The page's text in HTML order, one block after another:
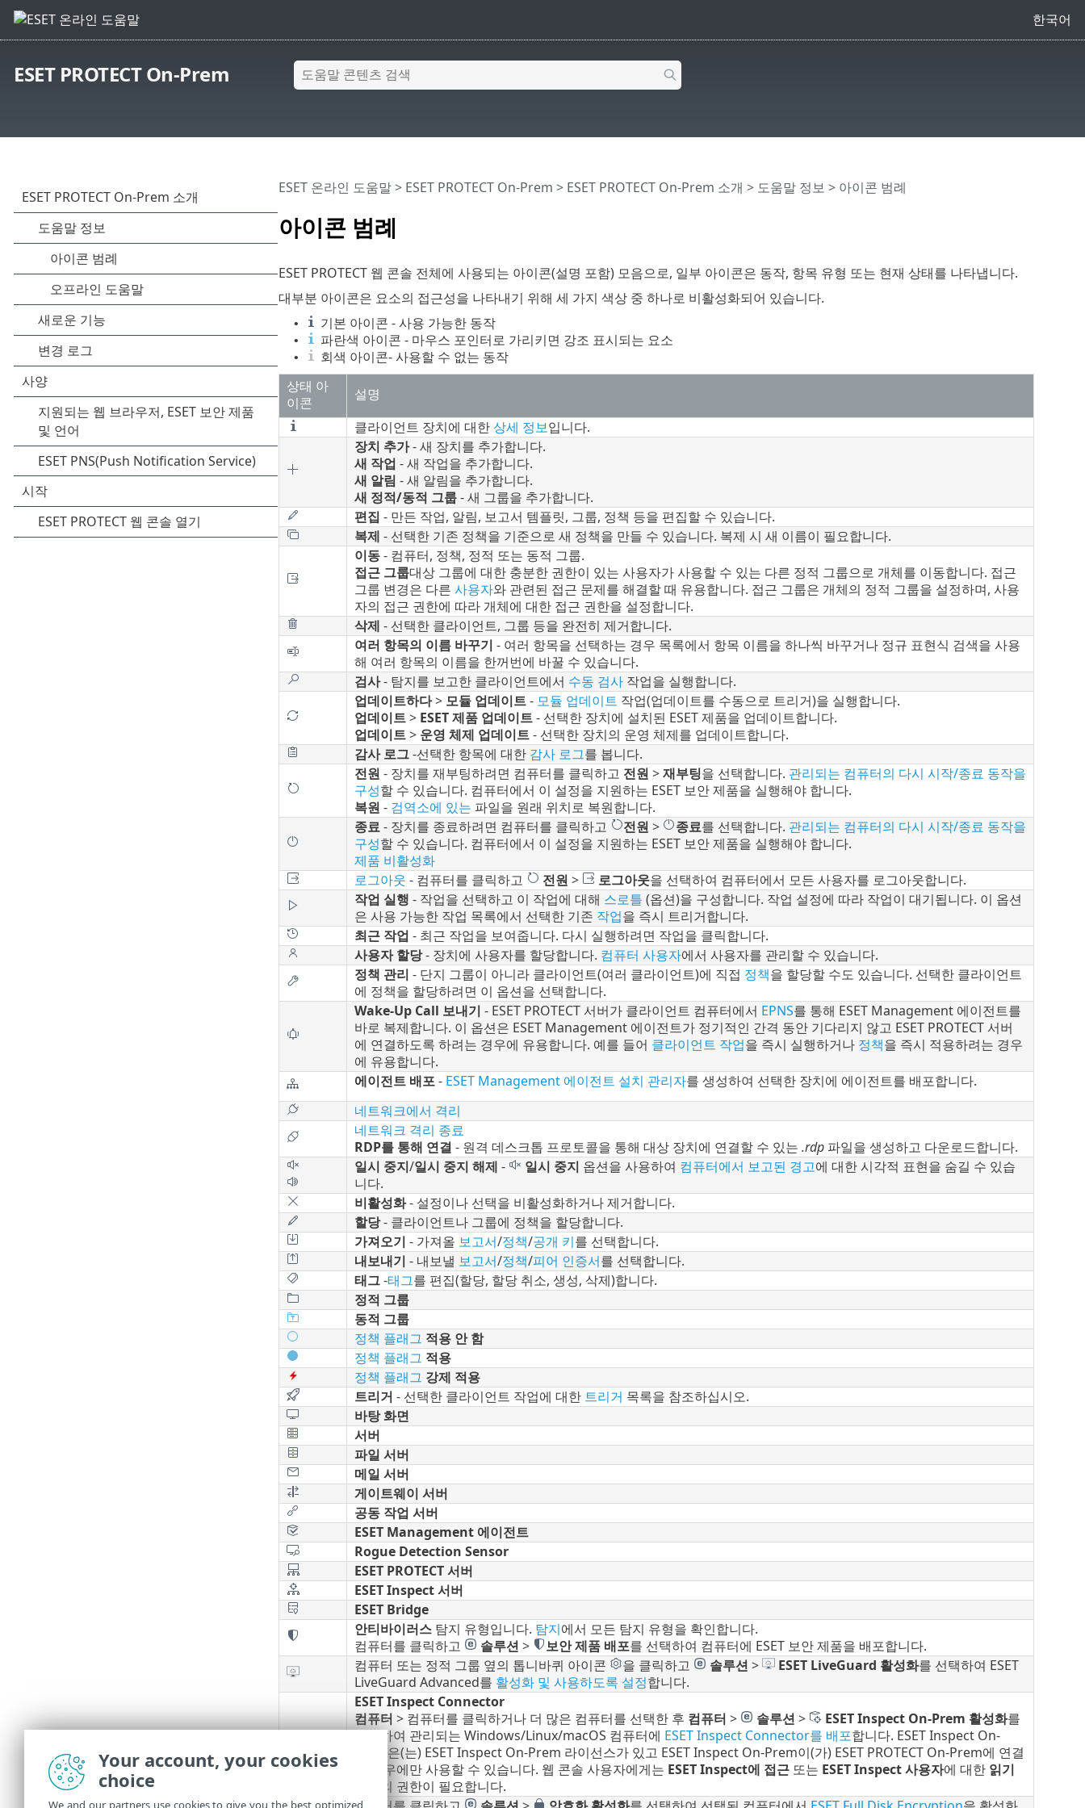
한국어
ESET PROTECT On-Prem
아이콘 범례
ESET 온라인 도움말> ESET PROTECT On-Prem > ESET PROTECT On-Prem 소개 > 도움말 정보 > 아이콘 범례
ESET PROTECT 웹 콘솔 전체에 사용되는 아이콘(설명 포함) 모음으로, 일부 아이콘은 동작, 항목 유형 또는 현재 상태를 나타냅니다.
대부분 아이콘은 요소의 접근성을 나타내기 위해 세 가지 색상 중 하나로 비활성화되어 있습니다.
• 기본 아이콘 - 사용 가능한 동작
• 파란색 아이콘 - 마우스 포인터로 가리키면 강조 표시되는 요소
•
회색 아이콘- 사용할 수 없는 동작
상태 아
이콘
설명
클라이언트 장치에 대한상세 정보입니다.
장치 추가- 새 장치를 추가합니다.
새 작업 - 새 작업을 추가합니다.
새 알림 - 새 알림을 추가합니다.
새 정적/동적 그룹- 새 그룹을 추가합니다.
편집 - 만든 작업, 알림, 보고서 템플릿, 그룹, 정책 등을 편집할 수 있습니다.
복제 - 선택한 기존 정책을 기준으로 새 정책을 만들 수 있습니다. 복제 시 새 이름이 필요합니다.
이동- 컴퓨터, 정책, 정적 또는 동적 그룹.
접근 그룹대상 그룹에 대한 충분한 권한이 있는 사용자가 사용할 수 있는 다른 정적 그룹으로 개체를 이동합니다. 접근
그룹 변경은 다른 사용자와 관련된 접근 문제를 해결할 때 유용합니다. 접근 그룹은 개체의 정적 그룹을 설정하며, 사용
자의 접근 권한에 따라 개체에 대한 접근 권한을 설정합니다.
삭제 - 선택한 클라이언트, 그룹 등을 완전히 제거합니다.
여러 항목의 이름 바꾸기 - 여러 항목을 선택하는 경우 목록에서 항목 이름을 하나씩 바꾸거나 정규 표현식 검색을 사용
해 여러 항목의 이름을 한꺼번에 바꿀 수 있습니다.
검사- 탐지를 보고한 클라이언트에서 수동 검사작업을 실행합니다.
업데이트하다> 모듈 업데이트- 모듈 업데이트 작업(업데이트를 수동으로 트리거)을 실행합니다.
업데이트> ESET 제품 업데이트- 선택한 장치에 설치된 ESET 제품을 업데이트합니다.
업데이트> 운영 체제 업데이트- 선택한 장치의 운영 체제를 업데이트합니다.
감사 로그-선택한 항목에 대한 감사 로그를 봅니다.
전원 - 장치를 재부팅하려면 컴퓨터를 클릭하고 전원 >재부팅을 선택합니다. 관리되는 컴퓨터의 다시 시작/종료 동작을
구성할 수 있습니다. 컴퓨터에서 이 설정을 지원하는 ESET 보안 제품을 실행해야 합니다.
복원 - 검역소에 있는 파일을 원래 위치로 복원합니다.
종료- 장치를 종료하려면 컴퓨터를 클릭하고 전원 > 종료를 선택합니다. 관리되는 컴퓨터의 다시 시작/종료 동작을
구성할 수 있습니다. 컴퓨터에서 이 설정을 지원하는 ESET 보안 제품을 실행해야 합니다.
제품 비활성화
로그아웃 - 컴퓨터를 클릭하고 전원 > 로그아웃을 선택하여 컴퓨터에서 모든 사용자를 로그아웃합니다.
작업 실행 - 작업을 선택하고 이 작업에 대해 스로틀 (옵션)을 구성합니다. 작업 설정에 따라 작업이 대기됩니다. 이 옵션
은 사용 가능한 작업 목록에서 선택한 기존 작업을 즉시 트리거합니다.
최근 작업 - 최근 작업을 보여줍니다. 다시 실행하려면 작업을 클릭합니다.
사용자 할당- 장치에 사용자를 할당합니다. 컴퓨터 사용자에서 사용자를 관리할 수 있습니다.
정책 관리 - 단지 그룹이 아니라 클라이언트(여러 클라이언트)에 직접 정책을 할당할 수도 있습니다. 선택한 클라이언트
에 정책을 할당하려면 이 옵션을 선택합니다.
Wake-Up Call 보내기 - ESET PROTECT 서버가 클라이언트 컴퓨터에서 EPNS를 통해 ESET Management 에이전트를
바로 복제합니다. 이 옵션은 ESET Management 에이전트가 정기적인 간격 동안 기다리지 않고 ESET PROTECT 서버
에 연결하도록 하려는 경우에 유용합니다. 예를 들어 클라이언트 작업을 즉시 실행하거나 정책을 즉시 적용하려는 경우
에 유용합니다.
에이전트 배포- ESET Management 에이전트 설치 관리자를 생성하여 선택한 장치에 에이전트를 배포합니다.
네트워크에서 격리
네트워크 격리 종료
RDP를 통해 연결 - 원격 데스크톱 프로토콜을 통해 대상 장치에 연결할 수 있는 .rdp파일을 생성하고 다운로드합니다.
일시 중지/일시 중지 해제 - 일시 중지 옵션을 사용하여 컴퓨터에서 보고된 경고에 대한 시각적 표현을 숨길 수 있습
니다.
비활성화- 설정이나 선택을 비활성화하거나 제거합니다.
할당- 클라이언트나 그룹에 정책을 할당합니다.
가져오기 - 가져올 보고서/정책/공개 키를 선택합니다.
내보내기 - 내보낼 보고서/정책/피어 인증서를 선택합니다.
태그-태그를 편집(할당, 할당 취소, 생성, 삭제)합니다.
정적 그룹
동적 그룹
정책 플래그 적용 안 함
정책 플래그 적용
정책 플래그 강제 적용
트리거 - 선택한 클라이언트 작업에 대한 트리거 목록을 참조하십시오.
바탕 화면
서버
파일 서버
메일 서버
게이트웨이 서버
공동 작업 서버
ESET Management 에이전트
Rogue Detection Sensor
ESET PROTECT 서버
ESET Inspect 서버
ESET Bridge
안티바이러스탐지 유형입니다. 탐지에서 모든 탐지 유형을 확인합니다.
컴퓨터를 클릭하고
솔루션 > 보안 제품 배포를 선택하여 컴퓨터에 ESET 보안 제품을 배포합니다.
컴퓨터 또는 정적 그룹 옆의 톱니바퀴 아이콘
을 클릭하고 솔루션 > ESET LiveGuard 활성화를 선택하여 ESET
LiveGuard Advanced를 활성화 및 사용하도록 설정합니다.
ESET Inspect Connector
컴퓨터 > 컴퓨터를 클릭하거나 더 많은 컴퓨터를 선택한 후 컴퓨터 > 솔루션 > ESET Inspect On-Prem 활성화를
클릭하여 관리되는 Windows/Linux/macOS 컴퓨터에 ESET Inspect Connector를 배포합니다. ESET Inspect On-
Prem은(는) ESET Inspect On-Prem 라이선스가 있고 ESET Inspect On-Prem이(가) ESET PROTECT On-Prem에 연결
된 경우에만 사용할 수 있습니다. 웹 콘솔 사용자에게는 ESET Inspect에 접근또는 ESET Inspect 사용자에 대한 읽기
이상의 권한이 필요합니다.
Your account, your cookies
choice
We and our partners use cookies to give you the best optimized